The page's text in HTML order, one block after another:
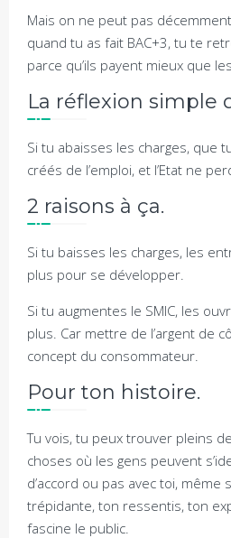
Mais on ne peut pas
quand tu as fait BAC+3, tu te
parce qu’ils payent mieux que
La réflexion simple
Si tu abaisses les charges, que
créés de l’emploi, et l’Etat ne
2 raisons à ça.
Si tu baisses les charges, les
plus pour se développer.
Si tu augmentes le SMIC, les
plus. Car mettre de l’argent de
concept du consommateur.
Pour ton histoire.
Tu vois, tu peux trouver pleins
choses où les gens peuvent
d’accord ou pas avec toi, même
trépidante, ton ressentis, ton
fascine le public.